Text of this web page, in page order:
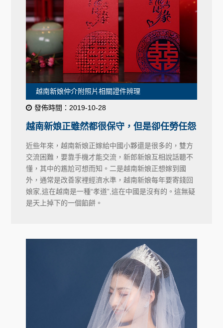
越南新娘仲介附照片相關證件辨理
發佈時間：2019-10-28
越南新娘正雖然都很保守，但是卻任勞任怨
近些年來，越南新娘正嫁給中國小夥還是很多的，雙方
交流困難，要靠手機才能交流，新郎新娘互相說話聽不
懂，其中的尷尬可想而知。二是越南新娘正想嫁到國
外，通常是改善家裡經濟水準，越南新娘每年要寄錢回
娘家,這在越南是一種“孝道”,這在中國是沒有的。這無疑
是天上掉下的一個餡餅。